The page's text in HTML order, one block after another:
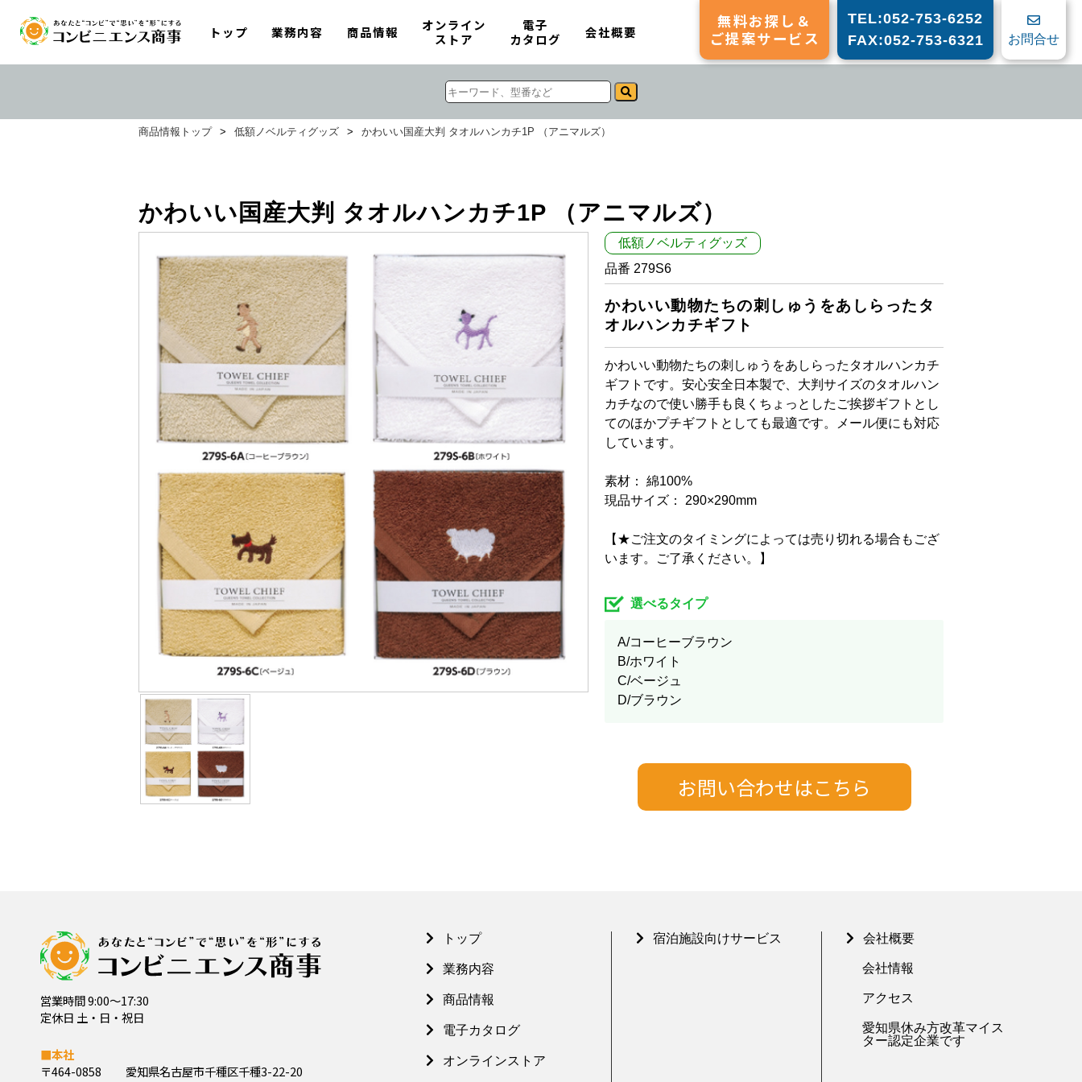
トップ 業務内容 商品情報
オンライン
ストア
電子
カタログ
会社概要
無料お探し＆
ご提案サービス
TEL:052-753-6252
FAX:052-753-6321
お問合せ
商品情報トップ > 低額ノベルティグッズ > かわいい国産大判 タオルハンカチ1P （アニマルズ）
かわいい国産大判 タオルハンカチ1P （アニマルズ）
低額ノベルティグッズ
品番 279S6
かわいい動物たちの刺しゅうをあしらったタ
オルハンカチギフト
かわいい動物たちの刺しゅうをあしらったタオルハンカチ
ギフトです。安心安全日本製で、大判サイズのタオルハン
カチなので使い勝手も良くちょっとしたご挨拶ギフトとし
てのほかプチギフトとしても最適です。メール便にも対応
しています。
素材： 綿100%
現品サイズ： 290×290mm
【★ご注文のタイミングによっては売り切れる場合もござ
います。ご了承ください。】
選べるタイプ
A/コーヒーブラウン
B/ホワイト
C/ベージュ
D/ブラウン
営業時間 9:00～17:30
定休日 土・日・祝日
■本社
〒464-0858
愛知県名古屋市千種区千種3-22-20
トップ
業務内容
商品情報
電子カタログ
オンラインストア
宿泊施設向けサービス 会社概要
会社情報
アクセス
愛知県休み方改革マイス
ター認定企業です